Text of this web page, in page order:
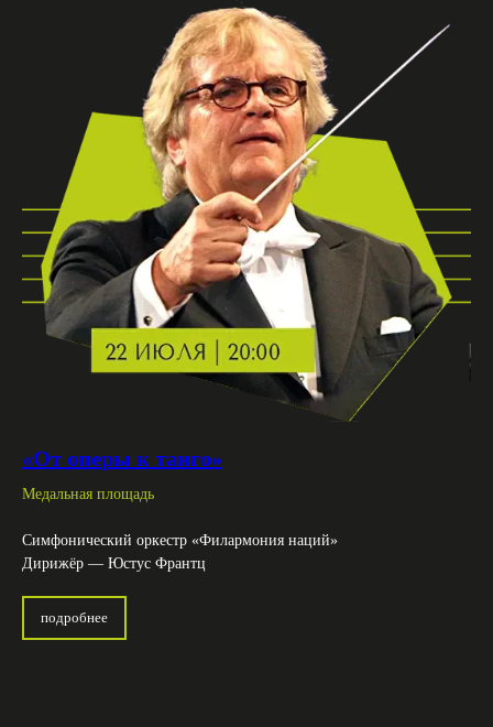
«От оперы к танго»
Медальная площадь
Симфонический оркестр «Филармония наций»
Дирижёр — Юстус Франтц
подробнее